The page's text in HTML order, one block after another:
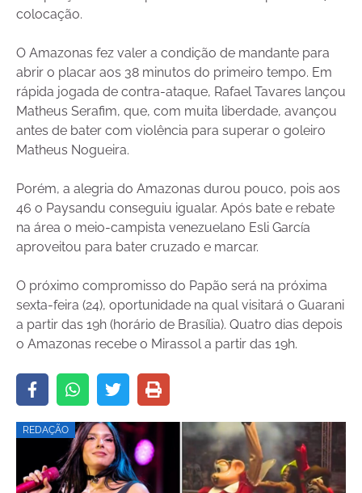
colocação.
O Amazonas fez valer a condição de mandante para
abrir o placar aos 38 minutos do primeiro tempo. Em
rápida jogada de contra-ataque, Rafael Tavares lançou
Matheus Serafim, que, com muita liberdade, avançou
antes de bater com violência para superar o goleiro
Matheus Nogueira.
Porém, a alegria do Amazonas durou pouco, pois aos
46 o Paysandu conseguiu igualar. Após bate e rebate
na área o meio-campista venezuelano Esli García
aproveitou para bater cruzado e marcar.
O próximo compromisso do Papão será na próxima
sexta-feira (24), oportunidade na qual visitará o Guarani
a partir das 19h (horário de Brasília). Quatro dias depois
o Amazonas recebe o Mirassol a partir das 19h.
REDAÇÃO